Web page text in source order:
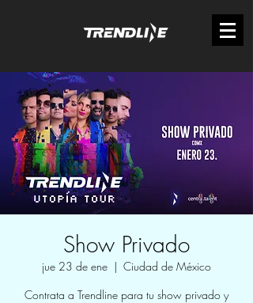
Show Privado
jue 23 de ene
  |
Ciudad de México
Contrata a Trendline para tu show privado y